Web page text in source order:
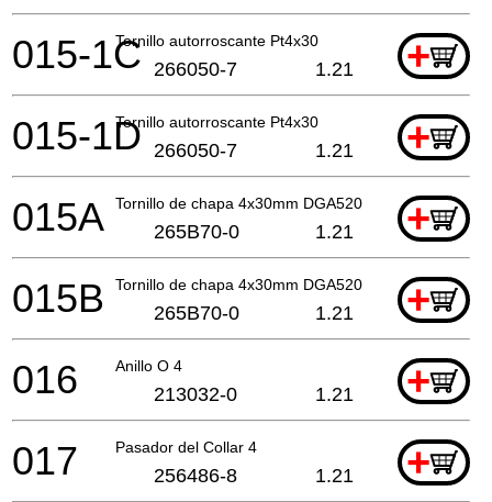
Tornillo autorroscante Pt4x30 +
015-1C 266050-7 1.21
Tornillo autorroscante Pt4x30 +
015-1D 266050-7 1.21
Tornillo de chapa 4x30mm DGA520 +
015A 265B70-0 1.21
Tornillo de chapa 4x30mm DGA520 +
015B 265B70-0 1.21
Anillo O 4 +
016 213032-0 1.21
Pasador del Collar 4 +
017 256486-8 1.21